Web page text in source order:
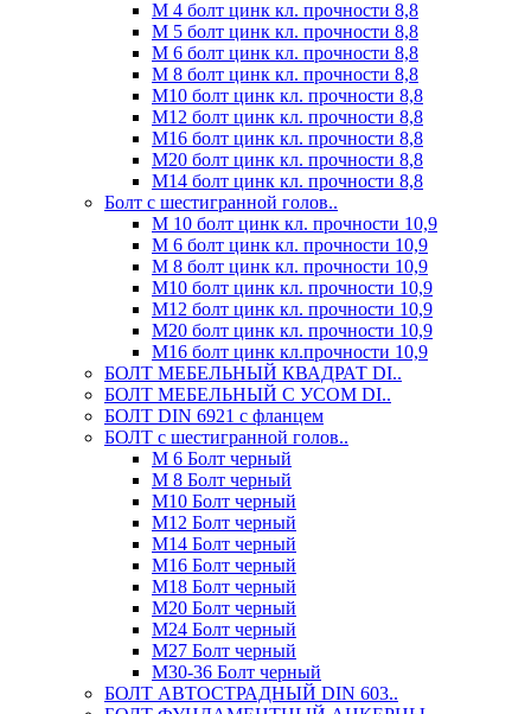
М 4 болт цинк кл. прочности 8,8
М 5 болт цинк кл. прочности 8,8
М 6 болт цинк кл. прочности 8,8
М 8 болт цинк кл. прочности 8,8
М10 болт цинк кл. прочности 8,8
М12 болт цинк кл. прочности 8,8
М16 болт цинк кл. прочности 8,8
М20 болт цинк кл. прочности 8,8
М14 болт цинк кл. прочности 8,8
Болт с шестигранной голов..
М 10 болт цинк кл. прочности 10,9
М 6 болт цинк кл. прочности 10,9
М 8 болт цинк кл. прочности 10,9
М10 болт цинк кл. прочности 10,9
М12 болт цинк кл. прочности 10,9
М20 болт цинк кл. прочности 10,9
М16 болт цинк кл.прочности 10,9
БОЛТ МЕБЕЛЬНЫЙ КВАДРАТ DI..
БОЛТ МЕБЕЛЬНЫЙ С УСОМ DI..
БОЛТ DIN 6921 c фланцем
БОЛТ с шестигранной голов..
М 6 Болт черный
М 8 Болт черный
М10 Болт черный
М12 Болт черный
М14 Болт черный
М16 Болт черный
М18 Болт черный
М20 Болт черный
М24 Болт черный
М27 Болт черный
М30-36 Болт черный
БОЛТ АВТОСТРАДНЫЙ DIN 603..